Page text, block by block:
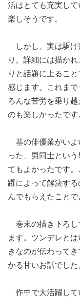
活はとても充実し
楽しそうです。
しかし、実は駆け
り。詳細には描か
りと話題に上るこ
感じます。これま
ろんな苦労を乗り
のも楽しかったです
基の俳優業がいよ
った、男同士とい
てもよかったです
躍によって解決す
んでもらえたことで
巻末の描き下ろし
ます。ツンデレと
きなのが伝わって
かる甘いお話でした
作中で大活躍して